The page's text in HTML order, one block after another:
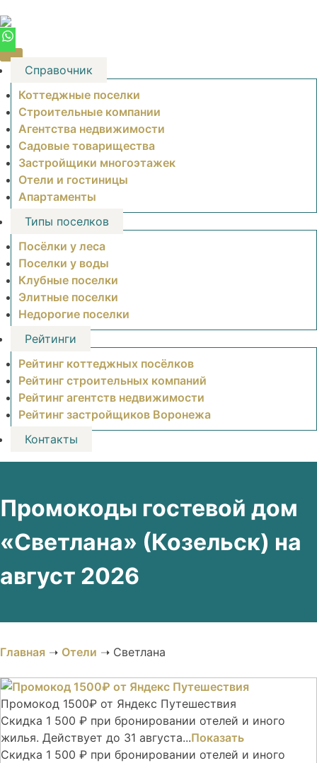
to
content
Справочник
Коттеджные поселки
Строительные компании
Агентства недвижимости
Садовые товарищества
Застройщики многоэтажек
Отели и гостиницы
Апартаменты
Типы поселков
Посёлки у леса
Поселки у воды
Клубные поселки
Элитные поселки
Недорогие поселки
Рейтинги
Рейтинг коттеджных посёлков
Рейтинг строительных компаний
Рейтинг агентств недвижимости
Рейтинг застройщиков Воронежа
Контакты
Промокоды гостевой дом
«Светлана» (Козельск) на
август 2026
Главная ➝ Отели ➝ Светлана
Промокод 1500₽ от Яндекс Путешествия
Скидка 1 500 ₽ при бронировании отелей и иного
жилья. Действует до 31 августа...Показать
Скидка 1 500 ₽ при бронировании отелей и иного